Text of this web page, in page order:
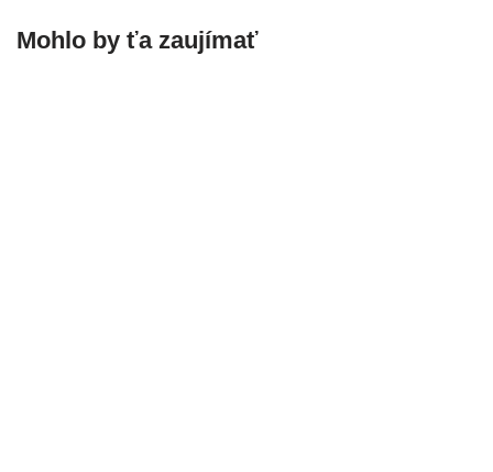
Mohlo by ťa zaujímať